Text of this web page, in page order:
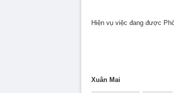
Hiện vụ việc đang được
Xuân Mai